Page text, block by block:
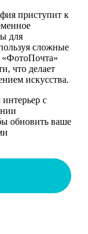
приступит к
для
сложные
«ФотоПочта»
что делает
искусства.
с
обновить ваше